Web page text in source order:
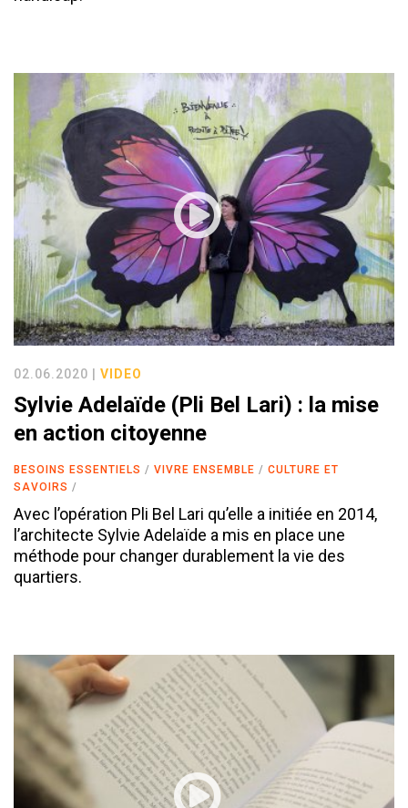
02.06.2020 | VIDEO
Sylvie Adelaïde (Pli Bel Lari) : la mise
en action citoyenne
BESOINS ESSENTIELS VIVRE ENSEMBLE
CULTURE ET
SAVOIRS
Avec l’opération Pli Bel Lari qu’elle a initiée en 2014,
l’architecte Sylvie Adelaïde a mis en place une
méthode pour changer durablement la vie des
quartiers.